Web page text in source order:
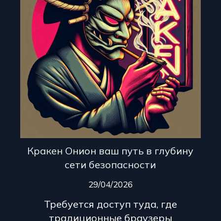
Кракен Онион ваш путь в глубину
сети безопасности
29/04/2026
Требуется доступ туда, где
традиционные браузеры